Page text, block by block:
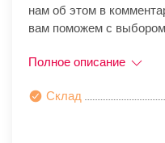
нам об этом в
вам поможем с
Полное описание
Склад